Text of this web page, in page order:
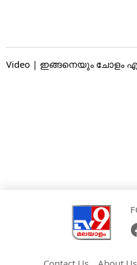
Video | ഇങ്ങനെയും ചോളം